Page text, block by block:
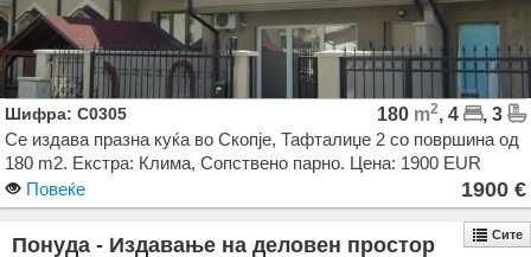
Шифра: C0305 180 m2, 4
, 3
Се издава празна куќа во Скопје, Тафталиџе 2 со површина од
180 m2. Екстра: Клима, Сопствено парно. Цена: 1900 EUR
Повеќе
1900 €
Понуда - Издавање на деловен простор Сите